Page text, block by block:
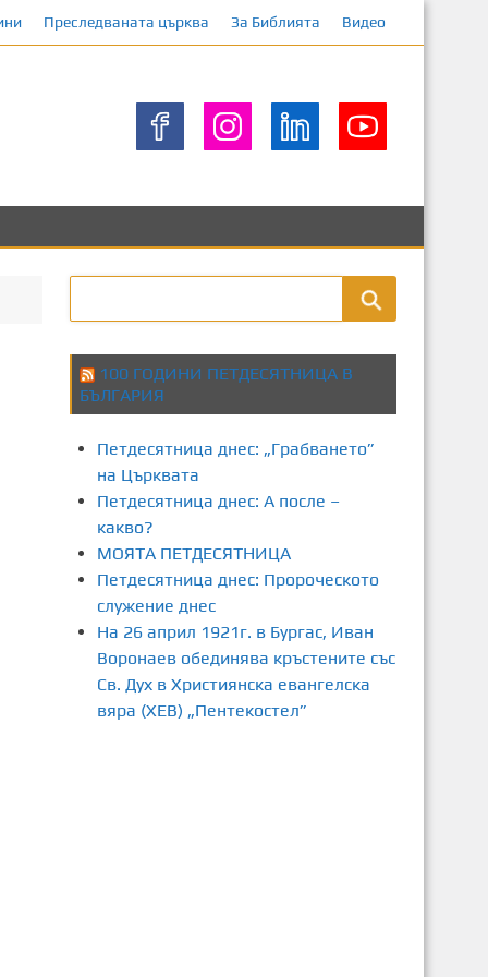
Преследваната църква За Библията Видео
100 ГОДИНИ ПЕТДЕСЯТНИЦА В
БЪЛГАРИЯ
Петдесятница днес: „Грабването”
на Църквата
Петдесятница днес: А после –
какво?
МОЯТА ПЕТДЕСЯТНИЦА
Петдесятница днес: Пророческото
служение днес
На 26 април 1921г. в Бургас, Иван
Воронаев обединява кръстените със
Св. Дух в Християнска евангелска
вяра (ХЕВ) „Пентекостел”